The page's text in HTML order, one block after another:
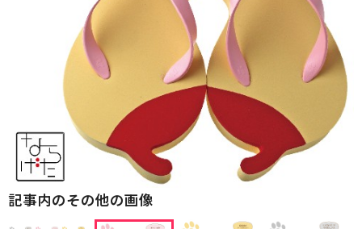
記事内のその他の画像